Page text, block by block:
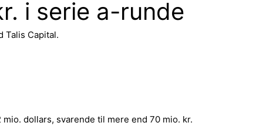
i serie a-runde
Talis Capital.
dollars, svarende til mere end 70 mio. kr.